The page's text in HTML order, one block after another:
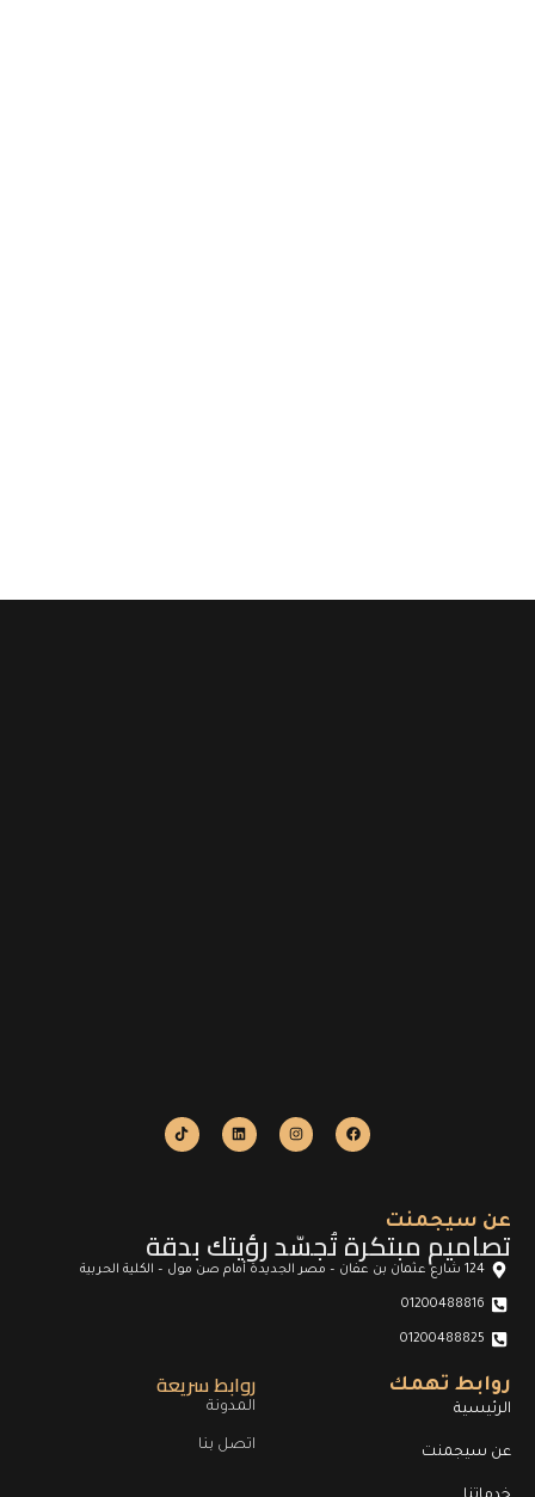
عن سيجمنت
تصاميم مبتكرة تُجسّد رؤيتك بدقة
124 شارع عثمان بن عفان – مصر الجديدة أمام صن مول – الكلية الحربية
01200488816
01200488825
روابط تهمك
الرئيسية
عن سيجمنت
روابط سريعة
المدونة
اتصل بنا